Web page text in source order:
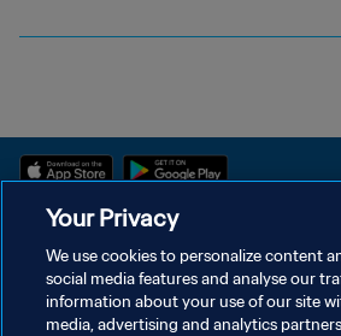
Your Privacy
We use cookies to personalize content
social media features and analyse our
information about your use of our site
media, advertising and analytics